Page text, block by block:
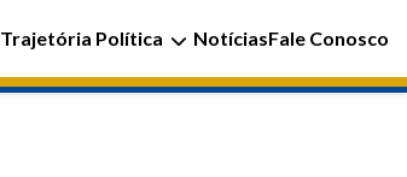
Trajetória Política NotíciasFale Conosco